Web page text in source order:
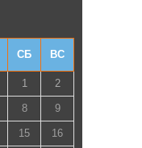
СБ ВС
1 2
8 9
15 16